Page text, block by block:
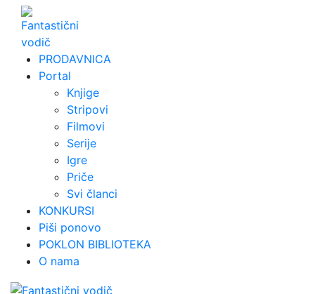
Skip
content
PRODAVNICA
Portal
Knjige
Stripovi
Filmovi
Serije
Igre
Priče
Svi članci
KONKURSI
Piši ponovo
POKLON BIBLIOTEKA
O nama